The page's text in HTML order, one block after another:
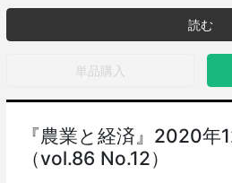
読む
単品購入
『農業と経済』2020年
（vol.86 No.12）